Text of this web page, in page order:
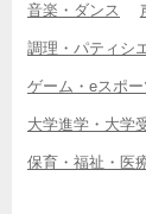
音楽・ダンス
調理・パティシ
ゲーム・eスポー
大学進学・大学
保育・福祉・医